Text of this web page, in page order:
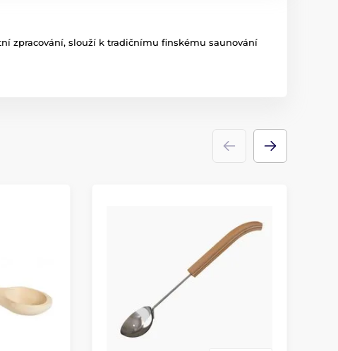
zpracování, slouží k tradičnímu finskému saunování